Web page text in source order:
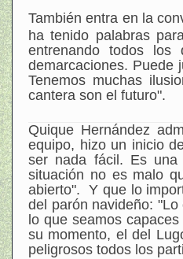
También entra en la
ha tenido palabras
entrenando todos
demarcaciones.
Tenemos muchas
cantera son el futuro".
Quique Hernández
equipo, hizo un inicio
ser nada fácil. Es
situación no es malo
abierto". Y que lo
del parón navideño:
lo que seamos
su momento, el del
peligrosos todos los